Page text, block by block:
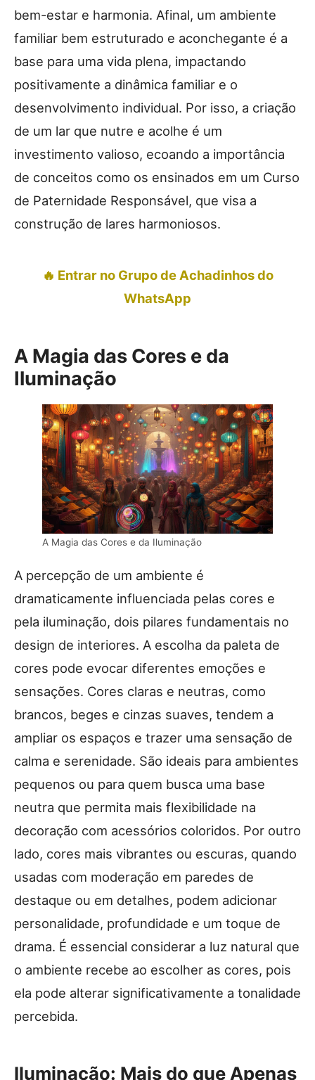
bem-estar e harmonia. Afinal, um ambiente
familiar bem estruturado e aconchegante é a
base para uma vida plena, impactando
positivamente a dinâmica familiar e o
desenvolvimento individual. Por isso, a criação
de um lar que nutre e acolhe é um
investimento valioso, ecoando a importância
de conceitos como os ensinados em um Curso
de Paternidade Responsável, que visa a
construção de lares harmoniosos.
🔥 Entrar no Grupo de Achadinhos do
WhatsApp
A Magia das Cores e da
Iluminação
A Magia das Cores e da Iluminação
A percepção de um ambiente é
dramaticamente influenciada pelas cores e
pela iluminação, dois pilares fundamentais no
design de interiores. A escolha da paleta de
cores pode evocar diferentes emoções e
sensações. Cores claras e neutras, como
brancos, beges e cinzas suaves, tendem a
ampliar os espaços e trazer uma sensação de
calma e serenidade. São ideais para ambientes
pequenos ou para quem busca uma base
neutra que permita mais flexibilidade na
decoração com acessórios coloridos. Por outro
lado, cores mais vibrantes ou escuras, quando
usadas com moderação em paredes de
destaque ou em detalhes, podem adicionar
personalidade, profundidade e um toque de
drama. É essencial considerar a luz natural que
o ambiente recebe ao escolher as cores, pois
ela pode alterar significativamente a tonalidade
percebida.
Iluminação: Mais do que Apenas